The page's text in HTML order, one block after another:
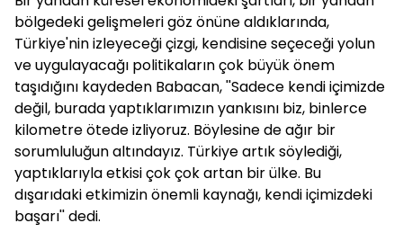
bölgedeki gelişmeleri göz önüne aldıklarında,
Türkiye'nin izleyeceği çizgi, kendisine seçeceği yolun
ve uygulayacağı politikaların çok büyük önem
taşıdığını kaydeden Babacan, ''Sadece kendi içimizde
değil, burada yaptıklarımızın yankısını biz, binlerce
kilometre ötede izliyoruz. Böylesine de ağır bir
sorumluluğun altındayız. Türkiye artık söylediği,
yaptıklarıyla etkisi çok çok artan bir ülke. Bu
dışarıdaki etkimizin önemli kaynağı, kendi içimizdeki
başarı'' dedi.